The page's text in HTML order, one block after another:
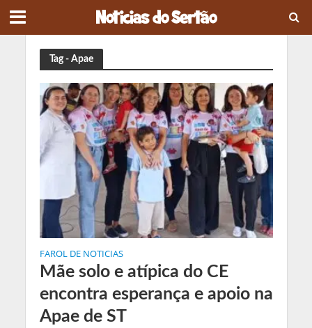
Tag - Apae
FAROL DE NOTICIAS
Mãe solo e atípica do CE
encontra esperança e apoio na
Apae de ST